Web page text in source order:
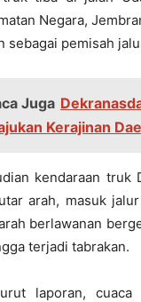
Negara,
sebagai pemisah
Juga
Kerajinan
kendaraan
arah, masuk
berlawanan
terjadi tabrakan.
laporan,